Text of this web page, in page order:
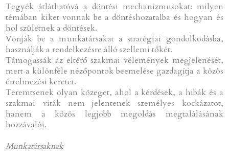
Tegyék átláthatóvá a döntési mechanizmusokat: milyen
témában kiket vonnak be a döntéshozatalba és hogyan és
hol születnek a döntések.
Vonják be a munkatársakat a stratégiai gondolkodásba,
használják a rendelkezésre álló szellemi tőkét.
Támogassák az eltérő szakmai vélemények megjelenését,
mert a különféle nézőpontok beemelése gazdagítja a közös
értelmezési keretet.
Teremtsenek olyan közeget, ahol a kérdések, a hibák és a
szakmai viták nem jelentenek személyes kockázatot,
hanem a közös legjobb megoldás megtalálásának
hozzávalói.
Munkatársaknak